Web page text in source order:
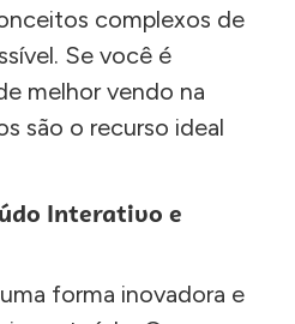
complexos de
Se você é
melhor vendo na
são o recurso ideal
Interativo e
forma inovadora e